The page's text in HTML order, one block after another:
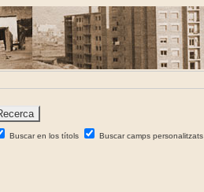
Buscar en los títols
Buscar camps personalitzats